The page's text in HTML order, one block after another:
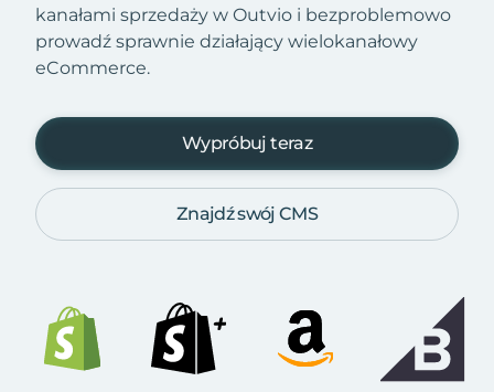
kanałami sprzedaży w Outvio i bezproblemowo
prowadź sprawnie działający wielokanałowy
eCommerce.
Wypróbuj teraz
Znajdź swój CMS